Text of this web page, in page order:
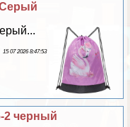
Серый
15 07 2026 8:47:53
2 черный